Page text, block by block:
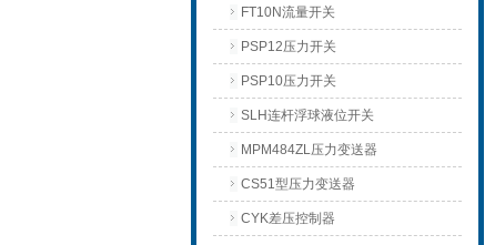
FT10N流量开关
PSP12压力开关
PSP10压力开关
SLH连杆浮球液位开关
MPM484ZL压力变送器
CS51型压力变送器
CYK差压控制器